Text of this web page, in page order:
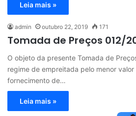
Leia mais »
admin outubro 22, 2019 171
Tomada de Preços 012/
O objeto da presente Tomada de
regime de empreitada pelo menor
fornecimento de…
Leia mais »